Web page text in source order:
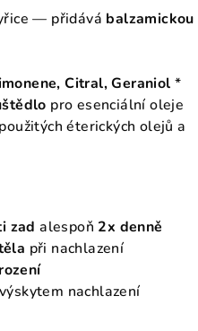
— přidává balzamickou
Citral, Geraniol *
pro esenciální oleje
éterických olejů a
zad alespoň 2x denně
při nachlazení
nachlazení